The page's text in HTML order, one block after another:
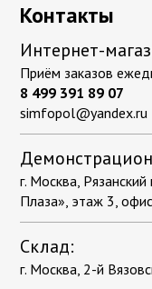
Контакты
Интернет-
Приём заказов
8 499 391 89 07
simfopol@yandex.ru
г. Москва,
Плаза», этаж 3,
Склад:
г. Москва, 2-й